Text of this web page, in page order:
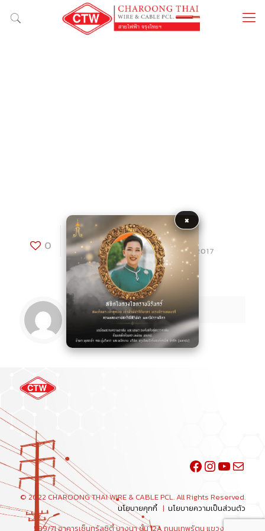
0
banyan tree
Published by
at 24/08/2017
Facebook
Mail
© 2022 CHAROONG THAI WIRE & CABLE PCL. All Rights Reserved.
นโยบายคุกกี้ | นโยบายความเป็นส่วนตัว
589/71 อาคารเซ็นทรัลซิตี้ บางนา ชั้น 12A ถนนเทพรัตน แขวงบางนา
×